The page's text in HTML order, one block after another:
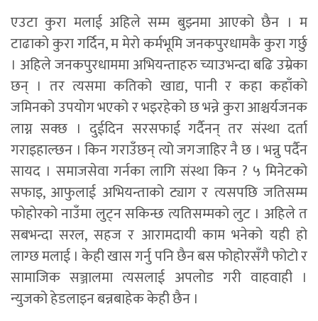
एउटा कुरा मलाई अहिले सम्म बुझ्नमा आएको छैन । म
टाढाको कुरा गर्दिन, म मेरो कर्मभूमि जनकपुरधामकै कुरा गर्छु
। अहिले जनकपुरधाममा अभियन्ताहरु च्याउभन्दा बढि उम्रेका
छन् । तर त्यसमा कतिको खाद्य, पानी र कहा कहाँको
जमिनको उपयोग भएको र भइरहेको छ भन्ने कुरा आश्चर्यजनक
लाग्न सक्छ । दुईदिन सरसफाई गर्दैनन् तर संस्था दर्ता
गराइहाल्छन । किन गराउँछन् त्यो जगजाहिर नै छ । भन्नु पर्दैन
सायद । समाजसेवा गर्नका लागि संस्था किन ? ५ मिनेटको
सफाइ, आफुलाई अभियन्ताको ट्याग र त्यसपछि जतिसम्म
फोहोरको नाउँमा लुट्न सकिन्छ त्यतिसम्मको लुट । अहिले त
सबभन्दा सरल, सहज र आरामदायी काम भनेको यही हो
लाग्छ मलाई । केही खास गर्नु पनि छैन बस फोहोरसँगै फोटो र
सामाजिक सञ्जालमा त्यसलाई अपलोड गरी वाहवाही ।
न्युजको हेडलाइन बन्नबाहेक केही छैन ।